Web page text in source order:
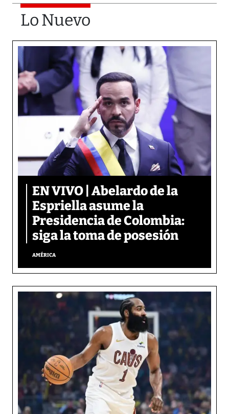
Lo Nuevo
EN VIVO | Abelardo de la
Espriella asume la
Presidencia de Colombia:
siga la toma de posesión
AMÉRICA